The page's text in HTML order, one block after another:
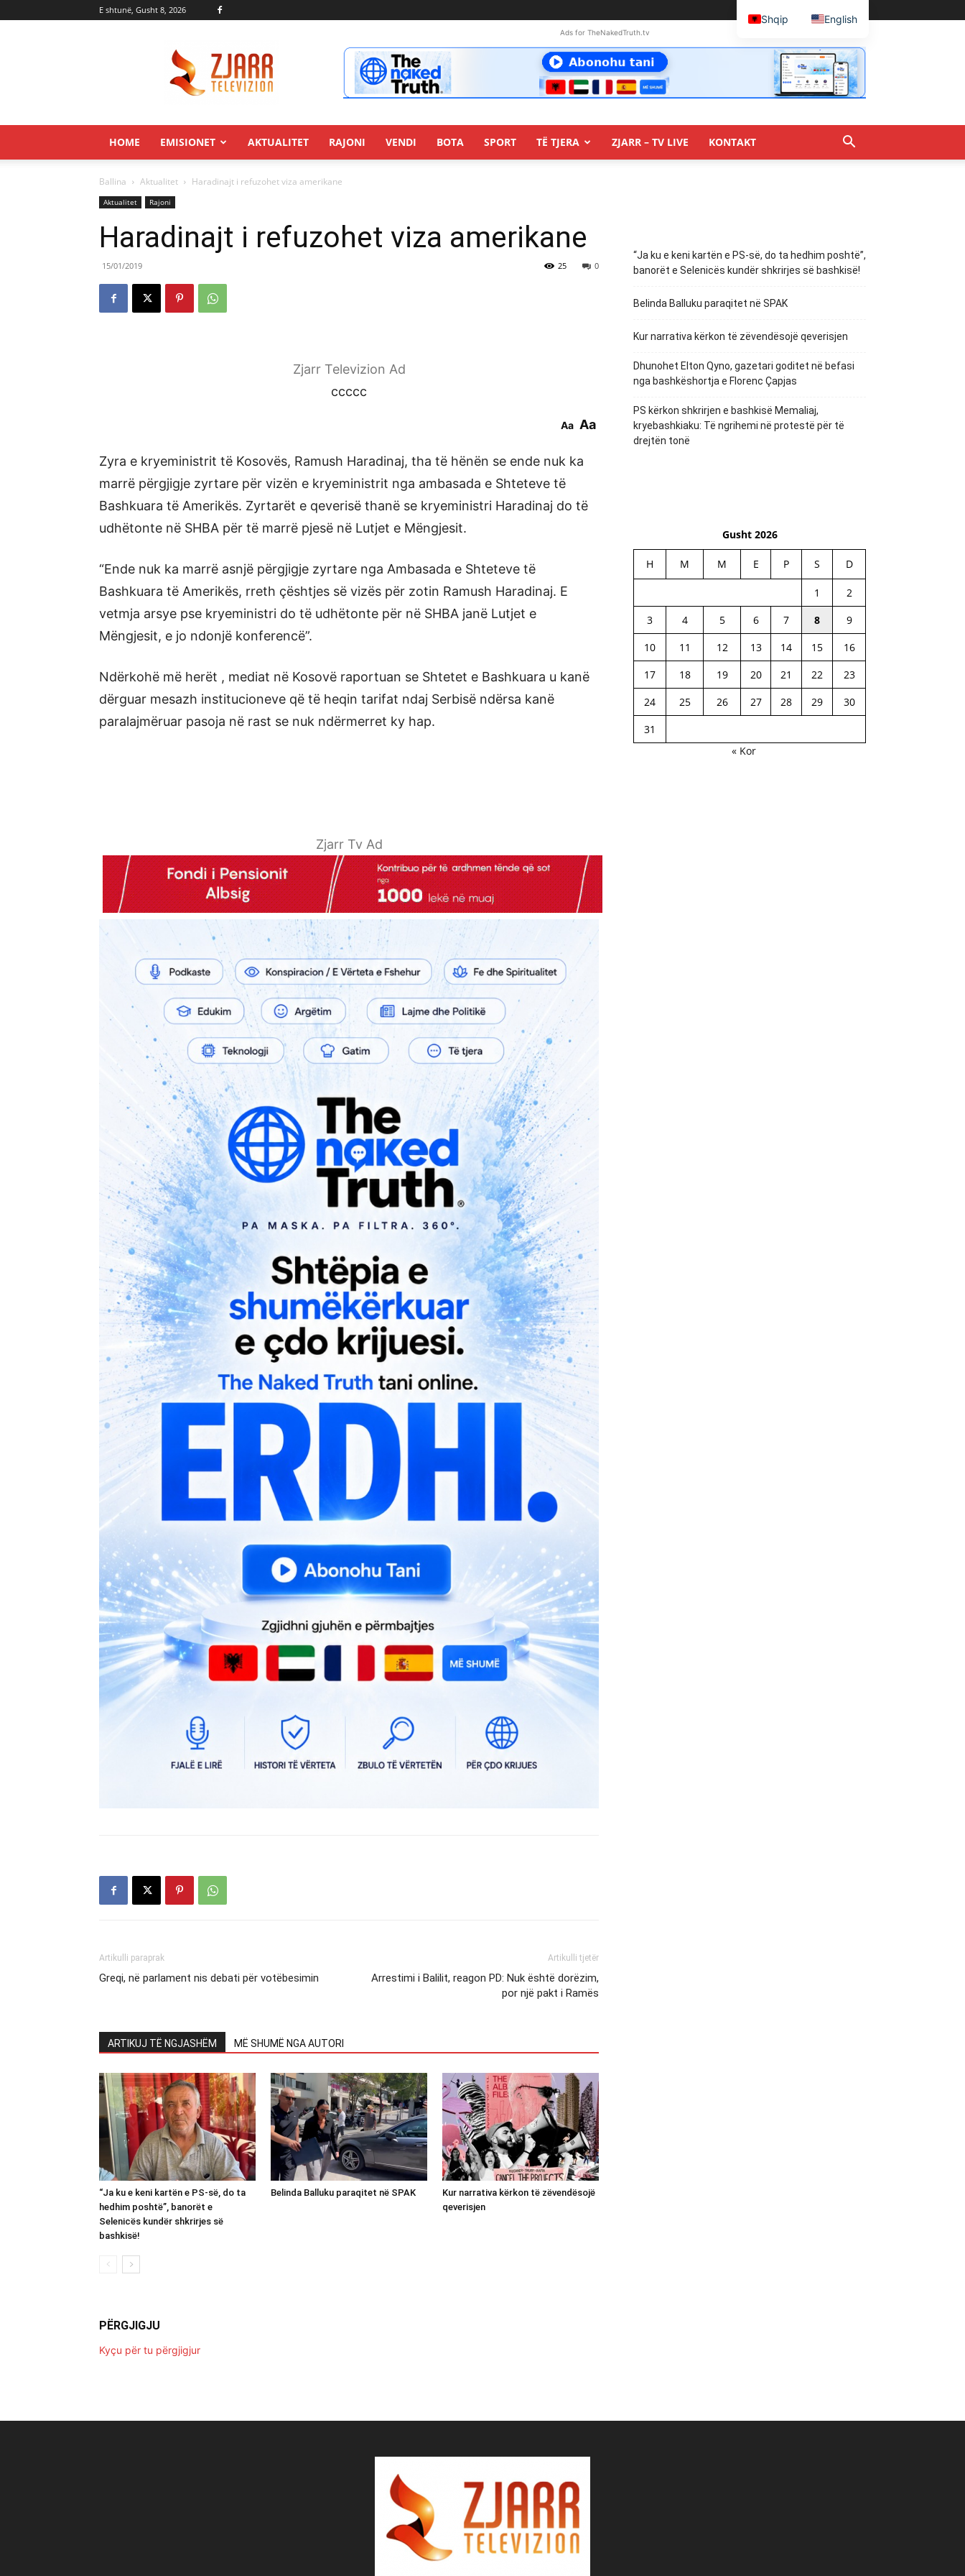
E shtunë, Gusht 8, 2026
Ads for TheNakedTruth.tv
HOME EMISIONET AKTUALITET RAJONI VENDI BOTA SPORT TË TJERA ZJARR – TV LIVE KONTAKT
Ballina Aktualitet Haradinajt i refuzohet viza amerikane
Aktualitet Rajoni
Haradinajt i refuzohet viza amerikane
15/01/2019 0
25
Zjarr Televizion Ad
ccccc
Aa Aa
Zyra e kryeministrit të Kosovës, Ramush Haradinaj, tha të hënën se ende nuk ka
marrë përgjigje zyrtare për vizën e kryeministrit nga ambasada e Shteteve të
Bashkuara të Amerikës. Zyrtarët e qeverisë thanë se kryeministri Haradinaj do të
udhëtonte në SHBA për të marrë pjesë në Lutjet e Mëngjesit.
“Ende nuk ka marrë asnjë përgjigje zyrtare nga Ambasada e Shteteve të
Bashkuara të Amerikës, rreth çështjes së vizës për zotin Ramush Haradinaj. E
vetmja arsye pse kryeministri do të udhëtonte për në SHBA janë Lutjet e
Mëngjesit, e jo ndonjë konferencë”.
Ndërkohë më herët , mediat në Kosovë raportuan se Shtetet e Bashkuara u kanë
dërguar mesazh institucioneve që të heqin tarifat ndaj Serbisë ndërsa kanë
paralajmëruar pasoja në rast se nuk ndërmerret ky hap.
Zjarr Tv Ad
Artikulli paraprak
Greqi, në parlament nis debati për votëbesimin
Artikulli tjetër
Arrestimi i Balilit, reagon PD: Nuk është dorëzim,
por një pakt i Ramës
ARTIKUJ TË NGJASHËM MË SHUMË NGA AUTORI
“Ja ku e keni kartën e PS-së, do ta
hedhim poshtë”, banorët e
Selenicës kundër shkrirjes së
bashkisë!
Belinda Balluku paraqitet në SPAK
Kur narrativa kërkon të zëvendësojë
qeverisjen
PËRGJIGJU
Kyçu për tu përgjigjur
“Ja ku e keni kartën e PS-së, do ta hedhim poshtë”,
banorët e Selenicës kundër shkrirjes së bashkisë!
Belinda Balluku paraqitet në SPAK
Kur narrativa kërkon të zëvendësojë qeverisjen
Dhunohet Elton Qyno, gazetari goditet në befasi
nga bashkëshortja e Florenc Çapjas
PS kërkon shkrirjen e bashkisë Memaliaj,
kryebashkiaku: Të ngrihemi në protestë për të
drejtën tonë
Gusht 2026
H M M E P S D
1
2
3
4 5 6 7 8
9
10
11 12 13 14 15
16
17
18 19 20 21 22
23
24
25 26 27 28 29
30
31
« Kor
Shqip English